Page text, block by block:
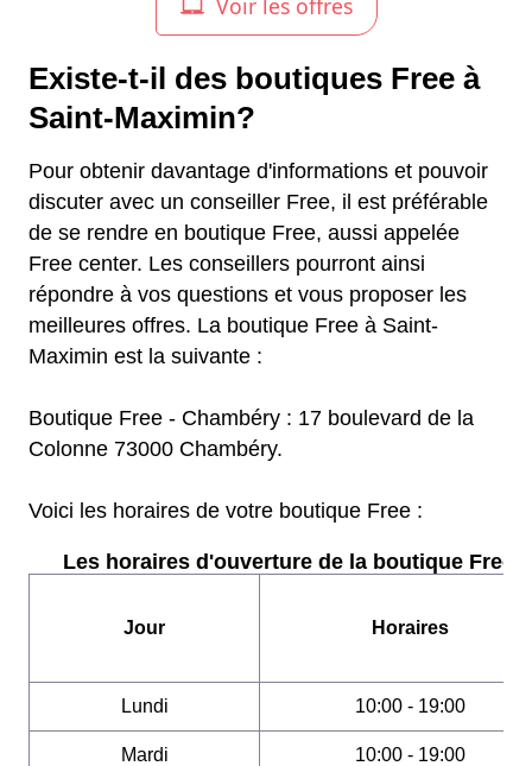
Existe-t-il des boutiques Free à
Saint-Maximin?
Pour obtenir davantage d'informations et pouvoir
discuter avec un conseiller Free, il est préférable
de se rendre en boutique Free, aussi appelée
Free center. Les conseillers pourront ainsi
répondre à vos questions et vous proposer les
meilleures offres. La boutique Free à Saint-
Maximin est la suivante :
Boutique Free - Chambéry : 17 boulevard de la
Colonne 73000 Chambéry.
Voici les horaires de votre boutique Free :
Les horaires d'ouverture de la boutique Free :
Jour Horaires
Lundi 10:00 - 19:00
Mardi 10:00 - 19:00